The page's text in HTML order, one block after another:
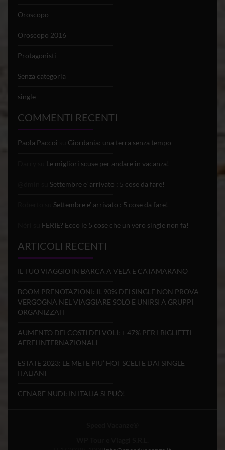
Oroscopo
Oroscopo 2016
Protagonisti
Senza categoria
single
COMMENTI RECENTI
Paola Paccoi Giordania: una terra senza tempo
Le migliori scuse per andare in vacanza!
Settembre e’ arrivato : 5 cose da fare!
Settembre e’ arrivato : 5 cose da fare!
FERIE? Ecco le 5 cose che un vero single non fa!
ARTICOLI RECENTI
IL TUO VIAGGIO IN BARCA A VELA E CATAMARANO
BOOM PRENOTAZIONI: IL 90% DEI SINGLE NON PROVA
VERGOGNA NEL VIAGGIARE SOLO E UNIRSI A GRUPPI
ORGANIZZATI
AUMENTO DEI COSTI DEI VOLI: + 47% PER I BIGLIETTI
AEREI INTERNAZIONALI
ESTATE 2023: LE METE PIU’ HOT SCELTE DAI SINGLE
ITALIANI
CENARE NUDI: IN ITALIA SI PUÒ!